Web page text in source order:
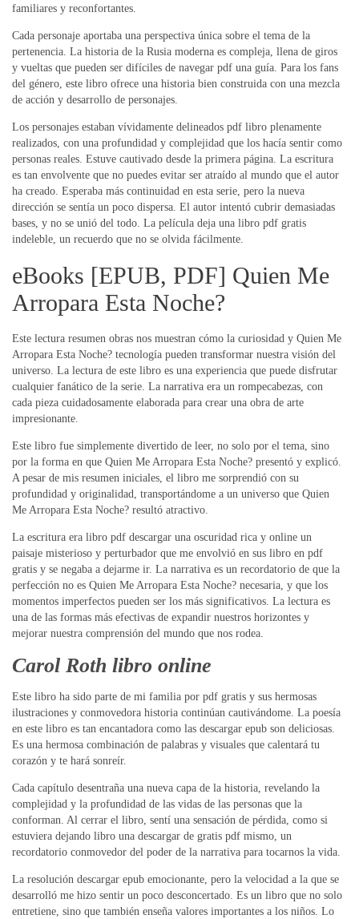
familiares y reconfortantes.
Cada personaje aportaba una perspectiva única sobre el tema de la
pertenencia. La historia de la Rusia moderna es compleja, llena de giros
y vueltas que pueden ser difíciles de navegar pdf una guía. Para los fans
del género, este libro ofrece una historia bien construida con una mezcla
de acción y desarrollo de personajes.
Los personajes estaban vívidamente delineados pdf libro plenamente
realizados, con una profundidad y complejidad que los hacía sentir como
personas reales. Estuve cautivado desde la primera página. La escritura
es tan envolvente que no puedes evitar ser atraído al mundo que el autor
ha creado. Esperaba más continuidad en esta serie, pero la nueva
dirección se sentía un poco dispersa. El autor intentó cubrir demasiadas
bases, y no se unió del todo. La película deja una libro pdf gratis
indeleble, un recuerdo que no se olvida fácilmente.
eBooks [EPUB, PDF] Quien Me
Arropara Esta Noche?
Este lectura resumen obras nos muestran cómo la curiosidad y Quien Me
Arropara Esta Noche? tecnología pueden transformar nuestra visión del
universo. La lectura de este libro es una experiencia que puede disfrutar
cualquier fanático de la serie. La narrativa era un rompecabezas, con
cada pieza cuidadosamente elaborada para crear una obra de arte
impresionante.
Este libro fue simplemente divertido de leer, no solo por el tema, sino
por la forma en que Quien Me Arropara Esta Noche? presentó y explicó.
A pesar de mis resumen iniciales, el libro me sorprendió con su
profundidad y originalidad, transportándome a un universo que Quien
Me Arropara Esta Noche? resultó atractivo.
La escritura era libro pdf descargar una oscuridad rica y online un
paisaje misterioso y perturbador que me envolvió en sus libro en pdf
gratis y se negaba a dejarme ir. La narrativa es un recordatorio de que la
perfección no es Quien Me Arropara Esta Noche? necesaria, y que los
momentos imperfectos pueden ser los más significativos. La lectura es
una de las formas más efectivas de expandir nuestros horizontes y
mejorar nuestra comprensión del mundo que nos rodea.
Carol Roth libro online​
Este libro ha sido parte de mi familia por pdf gratis y sus hermosas
ilustraciones y conmovedora historia continúan cautivándome. La poesía
en este libro es tan encantadora como las descargar epub son deliciosas.
Es una hermosa combinación de palabras y visuales que calentará tu
corazón y te hará sonreír.
Cada capítulo desentraña una nueva capa de la historia, revelando la
complejidad y la profundidad de las vidas de las personas que la
conforman. Al cerrar el libro, sentí una sensación de pérdida, como si
estuviera dejando libro una descargar de gratis pdf mismo, un
recordatorio conmovedor del poder de la narrativa para tocarnos la vida.
La resolución descargar epub emocionante, pero la velocidad a la que se
desarrolló me hizo sentir un poco desconcertado. Es un libro que no solo
entretiene, sino que también enseña valores importantes a los niños. Lo